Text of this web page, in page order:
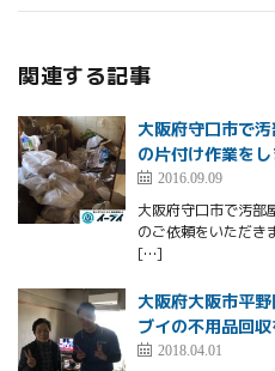
関連する記事
大阪府守口市で
の片付け作業をし
2016.09.09
大阪府守口市で汚部
のご依頼をいただ
[…]
大阪府大阪市平
ブイの不用品回収
2018.04.01